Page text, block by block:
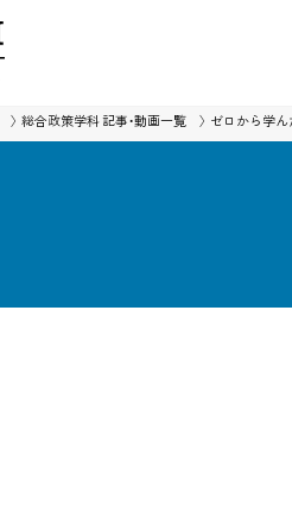
総合政策学科 記事・動画一覧 ゼロから学